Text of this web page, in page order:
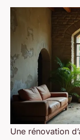
Une rénovation